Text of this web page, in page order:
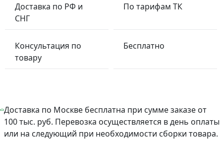
Доставка по РФ и
СНГ
По тарифам ТК
Консультация по
товару
Бесплатно
Доставка по Москве бесплатна при сумме заказе от
100 тыс. руб. Перевозка осуществляется в день оплаты
или на следующий при необходимости сборки товара.